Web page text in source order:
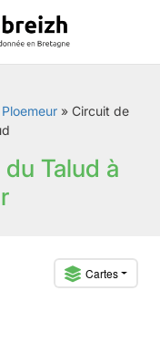
Ploemeur» Circuit de
Talud à
Cartes